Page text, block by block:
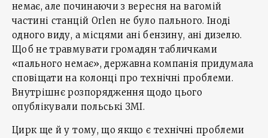
немає, але починаючи з вересня на вагомій
частині станцій Orlen не було пального. Іноді
одного виду, а місцями ані бензину, ані дизелю.
Щоб не травмувати громадян табличками
«пального немає», державна компанія придумала
сповіщати на колонці про технічні проблеми.
Внутрішнє розпорядження щодо цього
опублікували польські ЗМІ.
Цирк ще й у тому, що якщо є технічні проблеми